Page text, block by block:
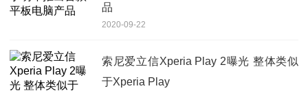
品
2020-09-22
索尼爱立信Xperia Play 2曝光 整体类似
于Xperia Play